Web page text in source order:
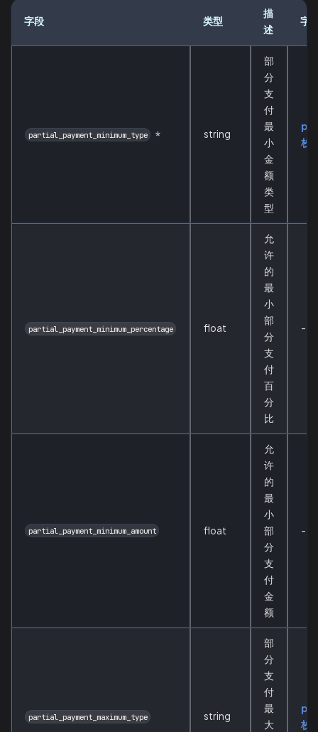
字段 类型
描
述
字
partial_payment_minimum_type * string
部
分
支
付
最
小
金
额
类
型
枚
partial_payment_minimum_percentage float
允
许
的
最
小
部
分
支
付
百
分
比
-
partial_payment_minimum_amount float
允
许
的
最
小
部
分
支
付
金
额
-
partial_payment_maximum_type string
部
分
支
付
最
大
枚